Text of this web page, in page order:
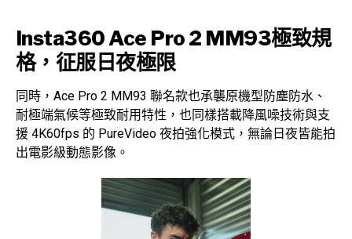
Insta360 Ace Pro 2 MM93極致規
格，征服日夜極限
同時，Ace Pro 2 MM93 聯名款也承襲原機型防塵防水、
耐極端氣候等極致耐用特性，也同樣搭載降風噪技術與支
援 4K60fps 的 PureVideo 夜拍強化模式，無論日夜皆能拍
出電影級動態影像。